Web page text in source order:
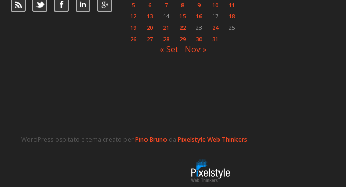
5
6 7 8 9 10
11
12
13 14 15 16 17
18
19
20 21 22 23 24
25
26
27 28 29 30 31
« Set Nov »
WordPress ospitato e tema creato perPino Bruno da Pixelstyle Web Thinkers